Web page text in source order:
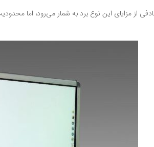
از مزایای این نوع برد به شمار می‌رود، اما